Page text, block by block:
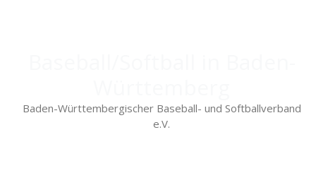
Baden-Württembergischer Baseball- und Softballverband
e.V.